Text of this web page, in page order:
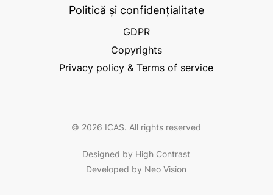
Politică și confidențialitate
GDPR
Copyrights
Privacy policy & Terms of service
© 2026 ICAS. All rights reserved
Designed by High Contrast
Developed by Neo Vision